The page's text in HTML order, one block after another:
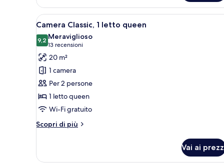
king
Apri
tutte
le
foto
per
Camera
Classic,
1
letto
queen
Una camera d'albergo con
9
Camera Classic, 1 letto queen
9,29,2 su 10
Meraviglioso
13 recensioni
(13
recensioni)
20 m²
1 camera
Per 2 persone
1 letto queen
Wi-Fi gratuito
Scopri di più
Altri
Classic,
Vai ai